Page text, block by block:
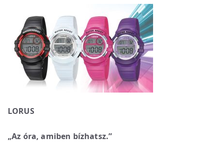
LORUS
„Az óra, amiben bízhatsz.”